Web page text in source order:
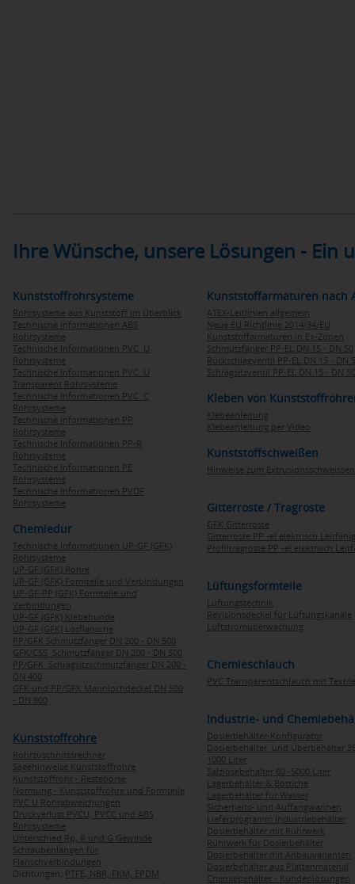
Ihre Wünsche, unsere Lösungen -
Kunststoffrohrsysteme
Rohrsysteme aus Kunststoff im Überblick
Technische Informationen ABS
Rohrsysteme
Technische Informationen PVC U
Rohrsysteme
Technische Informationen PVC U
Transparent Rohrsysteme
Technische Informationen PVC C
Rohrsysteme
Technische Informationen PP
Rohrsysteme
Technische Informationen PP-R
Rohrsysteme
Technische Informationen PE
Rohrsysteme
Technische Informationen PVDF
Rohrsysteme
Chemiedur
Technische Informationen UP-GF (GFK)
Rohrsysteme
UP-GF (GFK) Rohre
UP-GF (GFK) Formteile und Verbindungen
UP-GF-PP (GFK) Formteile und
Verbindungen
UP-GF (GFK) Klebebunde
UP-GF (GFK) Losflansche
PP/GFK Schmutzfänger DN 200 - DN 500
GFK/CSS Schmutzfänger DN 200 - DN 500
PP/GFK Schrägsitzschmutzfänger DN 200 -
DN 400
GFK und PP/GFK Mannlochdeckel DN 500
- DN 800
Kunststoffrohre
Rohrzuschnitssrechner
Sägehinweise Kunststoffrohre
Kunststoffrohr - Restebörse
Normung - Kunststoffrohre und Formteile
PVC U Rohrabweichungen
Druckverlust PVCU, PVCC und ABS
Rohrsysteme
Unterschied Rp, R und G Gewinde
Schraubenlängen für
Flanschverbindungen
Dichtungen: PTFE, NBR, FKM, EPDM
Kunststoffarmaturen nach
ATEX-Leitlinien allgemein
Neue EU Richtlinie 2014/34/EU
Kunststoffarmaturen in Ex-Zonen
Schmutzfänger PP-EL DN 15 - DN 50
Rückschlagventil PP-EL DN 15 - DN
Schrägsitzventil PP-EL DN 15 - DN 50
Kleben von
Klebeanleitung
Klebeanleitung per Video
Kunststoffschweißen
Hinweise zum Extrusionsschweissen
Gitterroste / Tragroste
GFK Gitterroste
Gitterroste PP -el elektrisch Leitfähig
Profiltragroste PP -el elektrisch
Lüftungsformteile
Lüftungstechnik
Revisionsdeckel für Lüftungskanäle
Luftstromüberwachung
Chemieschlauch
PVC Transparentschlauch mit
Industrie- und
Dosierbehälter-Konfigurator
Dosierbehälter und Überbehälter
1000 Liter
Salzlösebehälter 60 -5000 Liter
Lagerbehälter & Bottiche
Lagerbehälter für Wasser
Sicherheits- und Auffangwannen
Lieferprogramm Industriebehälter
Dosierbehälter mit Rührwerk
Rührwerk für Dosierbehälter
Dosierbehälter mit Anbauvarianten
Dosierbehälter aus Plattenmaterial
Chemiebehälter - Kundenlösungen